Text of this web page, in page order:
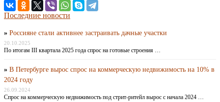
Последние новости
» Россияне стали активнее застраивать дачные участки
20.10.2025
По итогам III квартала 2025 года спрос на готовые строения …
» В Петербурге вырос спрос на коммерческую недвижимость на 10% в
2024 году
26.09.2024
Спрос на коммерческую недвижимость под стрит-ритейл вырос с начала 2024 …